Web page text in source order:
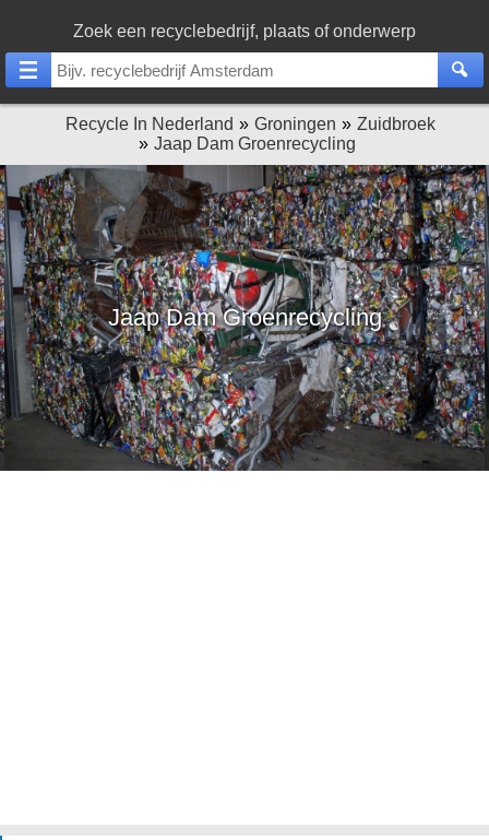
Zoek een recyclebedrijf, plaats of onderwerp
Recycle In Nederland Groningen
Zuidbroek
Jaap Dam Groenrecycling
Jaap Dam Groenrecycling